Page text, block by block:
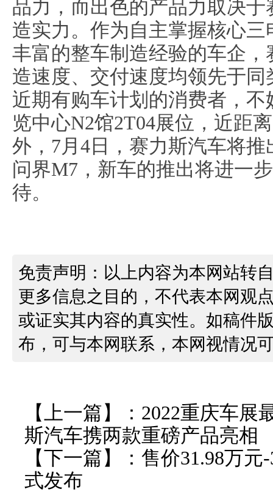
品力，而出色的产品力取决
造实力。作为自主掌握核心
丰富的整车制造经验的车企
造速度、交付速度均领先于
近期有购车计划的消费者，
览中心N2馆2T04展位，近距
外，7月4日，赛力斯汽车将
问界M7，新车的推出将进一
待。
免责声明：以上内容为本网站转
更多信息之目的，不代表本网观
或证实其内容的真实性。如稿件
布，可与本网联系，本网视情况
【上一篇】： 2022重庆车展
斯汽车携两款重磅产品亮相
【下一篇】： 售价31.98万元
式发布